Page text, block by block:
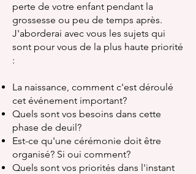
perte de votre enfant pendant la
grossesse ou peu de temps après.
J'aborderai avec vous les sujets qui
sont pour vous de la plus haute priorité
:
​​La naissance, comment c'est déroulé
cet événement important?
Quels sont vos besoins dans cette
phase de deuil?
Est-ce qu'une cérémonie doit être
organisé? Si oui comment?
Quels sont vos priorités dans l'instant